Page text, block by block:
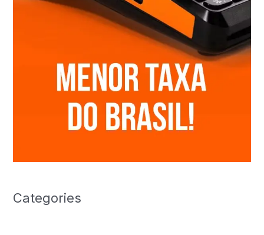
Categories